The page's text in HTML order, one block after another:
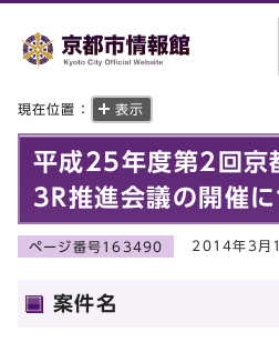
現在位置： 表示
平成25年度第2回京
3R推進会議の開催
ページ番号163490 2014年3月
案件名